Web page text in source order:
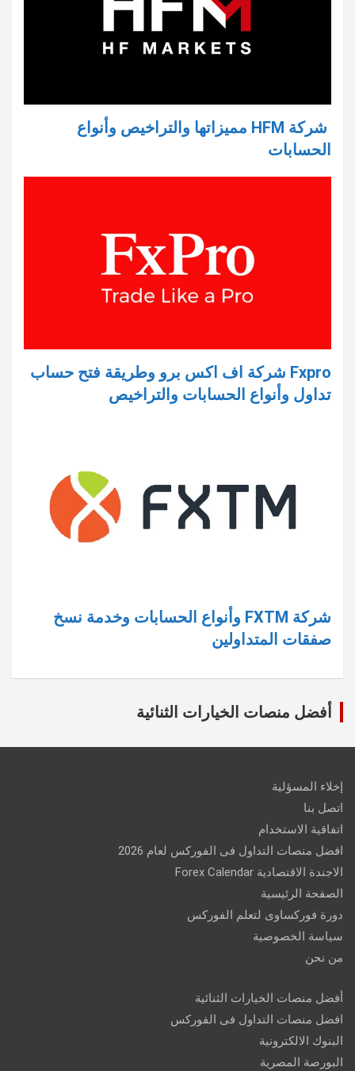
شركة HFM مميزاتها والتراخيص وأنواع
الحسابات
Fxpro شركة اف اكس برو وطريقة فتح حساب
تداول وأنواع الحسابات والتراخيص
شركة FXTM وأنواع الحسابات وخدمة نسخ
صفقات المتداولين
أفضل منصات الخيارات الثنائية
إخلاء المسؤلية
اتصل بنا
اتفاقية الاستخدام
افضل منصات التداول فى الفوركس لعام 2026
الاجندة الاقتصادية Forex Calendar
الصفحة الرئيسية
دورة فوركساوى لتعلم الفوركس
سياسة الخصوصية
من نحن
أفضل منصات الخيارات الثنائية
افضل منصات التداول فى الفوركس
البنوك الالكترونية
البورصة المصرية